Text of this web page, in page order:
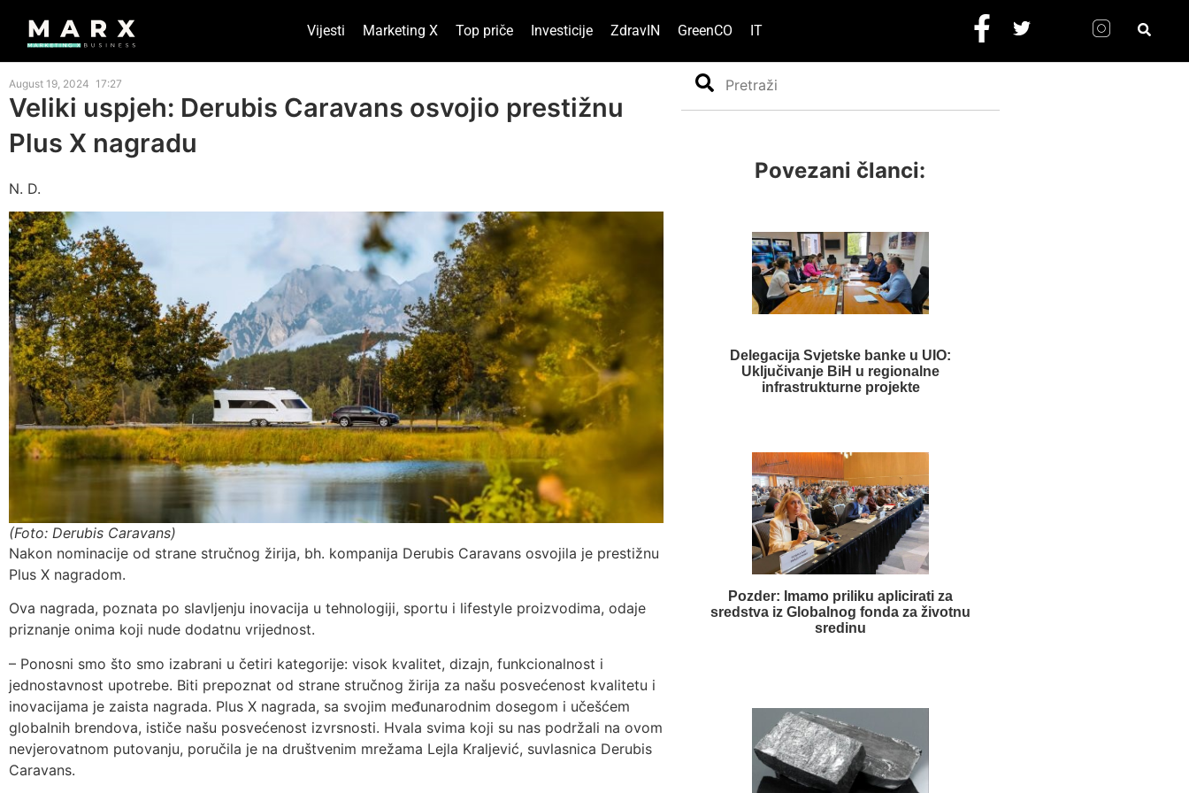
Vijesti Marketing X Top priče Investicije ZdravIN GreenCO IT
August 19, 2024 17:27
Veliki uspjeh: Derubis Caravans osvojio prestižnu
Plus X nagradu
N. D.
(Foto: Derubis Caravans)
Nakon nominacije od strane stručnog žirija, bh. kompanija Derubis Caravans osvojila je prestižnu
Plus X nagradom.
Ova nagrada, poznata po slavljenju inovacija u tehnologiji, sportu i lifestyle proizvodima, odaje
priznanje onima koji nude dodatnu vrijednost.
– Ponosni smo što smo izabrani u četiri kategorije: visok kvalitet, dizajn, funkcionalnost i
jednostavnost upotrebe. Biti prepoznat od strane stručnog žirija za našu posvećenost kvalitetu i
inovacijama je zaista nagrada. Plus X nagrada, sa svojim međunarodnim dosegom i učešćem
globalnih brendova, ističe našu posvećenost izvrsnosti. Hvala svima koji su nas podržali na ovom
nevjerovatnom putovanju, poručila je na društvenim mrežama Lejla Kraljević, suvlasnica Derubis
Caravans.
Search
Povezani članci:
Delegacija Svjetske banke u UIO:
Uključivanje BiH u regionalne
infrastrukturne projekte
Pozder: Imamo priliku aplicirati za
sredstva iz Globalnog fonda za životnu
sredinu